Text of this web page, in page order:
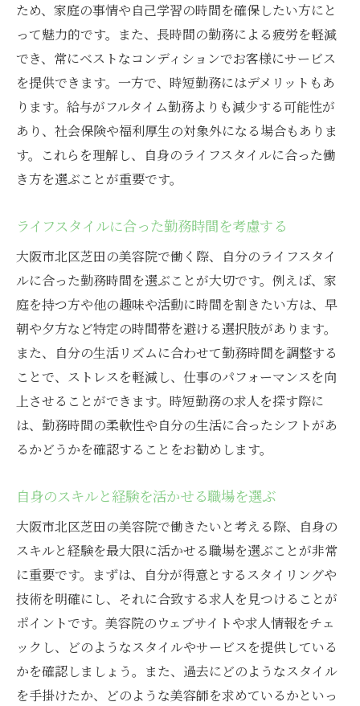
ール
周辺エリアの美容院の特徴を比較する
口コミサイトを活用した評判チェック
知人や同僚からの推薦を活用する
実際に訪問して雰囲気を確認する
求人広告の読み方と注意点
時短勤務可能な美容院パートを選ぶ際の注意点
給与体系と昇給制度について知る
福利厚生やサポート制度を理解する
パートスタッフへの評価基準を確認
職場でのコミュニケーションの重要性
長期的なキャリアプランを考える
美容院選びで失敗しないための口コミ活用法
信頼できる口コミサイトの特徴
美容院の評判を客観的に判断する方法
ポジティブとネガティブな意見の見極め方
口コミを活用したリスクの軽減方法
SNSを活用した情報収集の利点
大阪市北区で自分に合った美容院求人を探す方
法
地域での求人情報を効率的に集める方法
希望条件を明確にするための自己分析
多様な求人媒体の活用法
地元情報誌や求人サイトの活用
ため、家庭の事情や自己学習の時間を確保したい方にと
って魅力的です。また、長時間の勤務による疲労を軽減
でき、常にベストなコンディションでお客様にサービス
を提供できます。一方で、時短勤務にはデメリットもあ
ります。給与がフルタイム勤務よりも減少する可能性が
あり、社会保険や福利厚生の対象外になる場合もありま
す。これらを理解し、自身のライフスタイルに合った働
き方を選ぶことが重要です。
ライフスタイルに合った勤務時間を考慮する
大阪市北区芝田の美容院で働く際、自分のライフスタイ
ルに合った勤務時間を選ぶことが大切です。例えば、家
庭を持つ方や他の趣味や活動に時間を割きたい方は、早
朝や夕方など特定の時間帯を避ける選択肢があります。
また、自分の生活リズムに合わせて勤務時間を調整する
ことで、ストレスを軽減し、仕事のパフォーマンスを向
上させることができます。時短勤務の求人を探す際に
は、勤務時間の柔軟性や自分の生活に合ったシフトがあ
るかどうかを確認することをお勧めします。
自身のスキルと経験を活かせる職場を選ぶ
大阪市北区芝田の美容院で働きたいと考える際、自身の
スキルと経験を最大限に活かせる職場を選ぶことが非常
に重要です。まずは、自分が得意とするスタイリングや
技術を明確にし、それに合致する求人を見つけることが
ポイントです。美容院のウェブサイトや求人情報をチェ
ックし、どのようなスタイルやサービスを提供している
かを確認しましょう。また、過去にどのようなスタイル
を手掛けたか、どのような美容師を求めているかといっ